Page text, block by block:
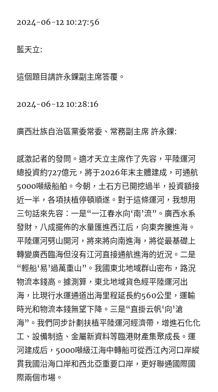
2024-06-12 10:27:56
藍天立:
這個題目請許永錁副主席答覆。
2024-06-12 10:28:16
廣西壯族自治區黨委常委、常務副主席 許永錁:
感激記者的發問。適才天立主席作了先容，平陸運河
總投資約727億元，將于2026年末主體建成，可通航
5000噸級船舶。今朝，土石方已開挖過半，投資額接
近一半，各項扶植停頓順遂。對于這條運河，我想用
三句話來先容：一是“一江春水向‘南’流”。廣西水系
發財，八成擺佈的水量匯進西江后，向東奔騰進海。
平陸運河劈山開河，將來將向南進海，將從最基礎上
轉變廣西臨海但沒有江河直接通航進海的近況。二是
“輕船‘易’過萬重山”。我國東北地域群山密布，路況
物流本錢高。據測算，東北地域貨色經平陸運河出
海，比現行水運通道出海里程延長約560公里，運輸
時光和物流本錢無望下降。三是“直掛云帆‘向’滄
海”。我們同步計劃扶植平陸運河經濟帶，增進石化化
工、設備制造、金屬新資料等臨港財產集聚成長。運
河建成后，5000噸級江海中轉船可從西江內河口岸縱
貫我國沿海口岸和西北亞重要口岸，更好聯通國際國
際兩個市場。